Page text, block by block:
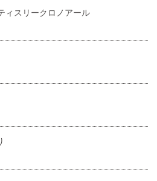
ィスリークロノアール